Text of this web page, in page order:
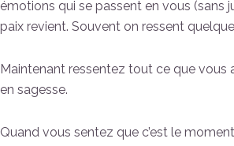
émotions qui se passent en vous (sans
paix revient. Souvent on ressent
Maintenant ressentez tout ce que vous
en sagesse.
Quand vous sentez que c’est le